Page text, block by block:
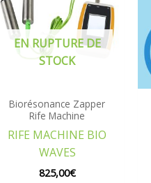
EN RUPTURE DE
STOCK
Biorésonance Zapper
Rife Machine
RIFE MACHINE BIO
WAVES
825,00€